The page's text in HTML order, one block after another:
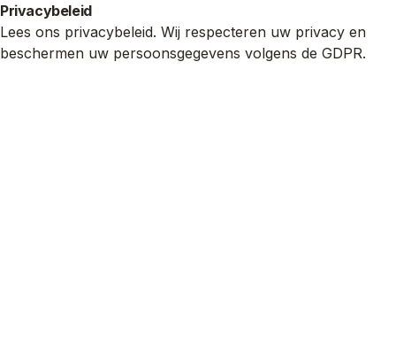
Privacybeleid
Lees ons privacybeleid. Wij respecteren uw privacy en
beschermen uw persoonsgegevens volgens de GDPR.